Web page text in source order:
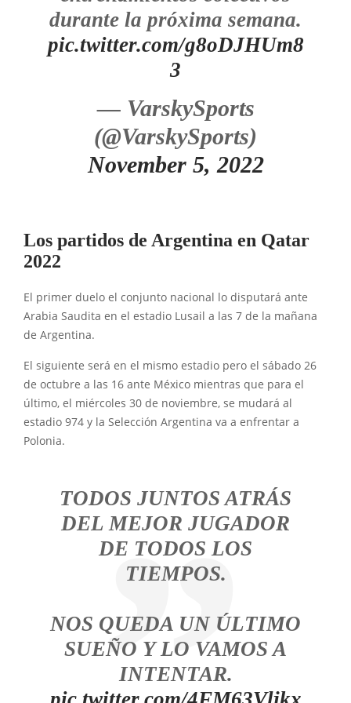
durante la próxima semana.
pic.twitter.com/g8oDJHUm8
3
— VarskySports
(@VarskySports)
November 5, 2022
Los partidos de Argentina en Qatar
2022
El primer duelo el conjunto nacional lo disputará ante
Arabia Saudita en el estadio Lusail a las 7 de la mañana
de Argentina.
El siguiente será en el mismo estadio pero el sábado 26
de octubre a las 16 ante México mientras que para el
último, el miércoles 30 de noviembre, se mudará al
estadio 974 y la Selección Argentina va a enfrentar a
Polonia.
TODOS JUNTOS ATRÁS
DEL MEJOR JUGADOR
DE TODOS LOS
TIEMPOS.
NOS QUEDA UN ÚLTIMO
SUEÑO Y LO VAMOS A
INTENTAR.